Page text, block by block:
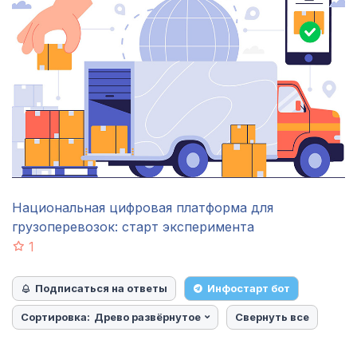
Национальная цифровая платформа для
грузоперевозок: старт эксперимента
1
Подписаться на ответы Инфостарт бот
Сортировка: Древо развёрнутое Свернуть все